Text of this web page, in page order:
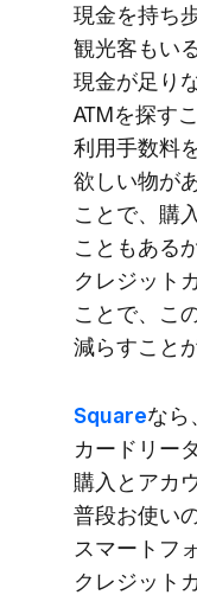
現金を​持ち
観光客も​い
現金が​足り
ATMを​探す​
利用手数料
欲しい​物が​
ことで、​購
こともある
クレジット
ことで、​こ
減らすこと
Squareなら
カードリー
購入と​アカ
普段お使い
スマートフ
クレジット